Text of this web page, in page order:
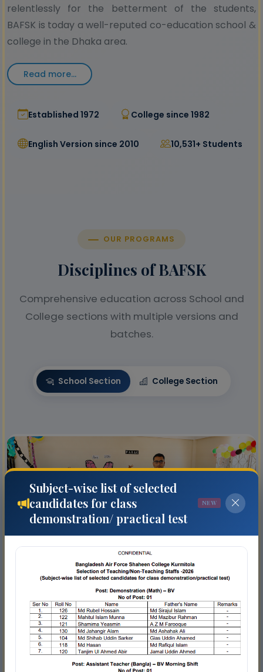
relentlessly for the betterment of the students,
BAFSK is today a well-reputed co-education school &
college in the Dhaka area.
Read more...
Established 1972 College since 1982
English Version since 2010 10,531+ Students
OUR PROGRAMS
Disciplines of BAFSK
Comprehensive education across School and
College sections with multiple versions and
batches.
School Section College Section
Bangla Version (Morning)
National curriculum in Bangla medium for Class KG to
Ten, morning shift.
Subject-wise list of selected
candidates for class
demonstration/ practical test
NEW